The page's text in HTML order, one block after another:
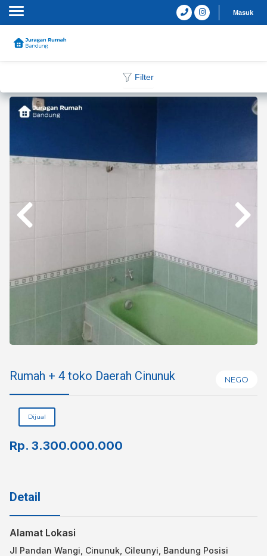
Masuk
Rumah + 4 toko Daerah Cinunuk NEGO
Dijual
Rp. 3.300.000.000
Detail
Alamat Lokasi
Jl Pandan Wangi, Cinunuk, Cileunyi, Bandung Posisi
Filter